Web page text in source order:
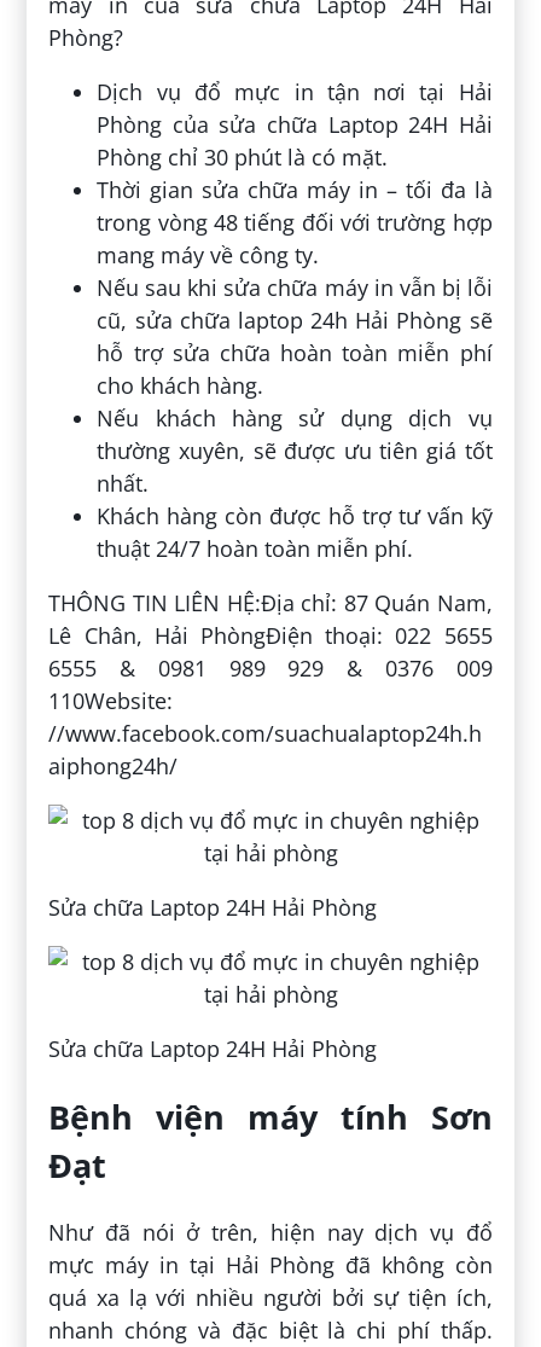
Phòng?
Dịch vụ đổ mực in tận nơi tại Hải
Phòng của sửa chữa Laptop 24H Hải
Phòng chỉ 30 phút là có mặt.
Thời gian sửa chữa máy in – tối đa là
trong vòng 48 tiếng đối với trường hợp
mang máy về công ty.
Nếu sau khi sửa chữa máy in vẫn bị lỗi
cũ, sửa chữa laptop 24h Hải Phòng sẽ
hỗ trợ sửa chữa hoàn toàn miễn phí
cho khách hàng.
Nếu khách hàng sử dụng dịch vụ
thường xuyên, sẽ được ưu tiên giá tốt
nhất.
Khách hàng còn được hỗ trợ tư vấn kỹ
thuật 24/7 hoàn toàn miễn phí.
THÔNG TIN LIÊN HỆ:Địa chỉ: 87 Quán Nam,
Lê Chân, Hải PhòngĐiện thoại: 022 5655
6555 & 0981 989 929 & 0376 009
110Website:
//www.facebook.com/suachualaptop24h.h
aiphong24h/
Sửa chữa Laptop 24H Hải Phòng
Sửa chữa Laptop 24H Hải Phòng
Bệnh viện máy tính Sơn
Đạt
Như đã nói ở trên, hiện nay dịch vụ đổ
mực máy in tại Hải Phòng đã không còn
quá xa lạ với nhiều người bởi sự tiện ích,
nhanh chóng và đặc biệt là chi phí thấp.